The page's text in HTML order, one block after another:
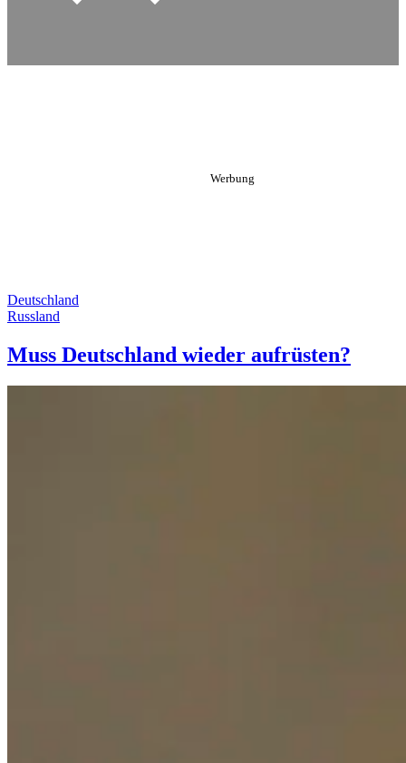
Deutschland
Russland
Muss Deutschland wieder aufrüsten?